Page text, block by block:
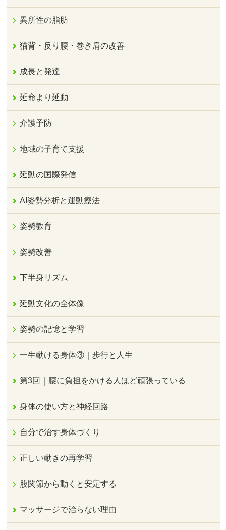
異所性の脂肪
猫背・反り腰・巻き肩の改善
成長と発達
延命より延動
介護予防
地域の子育て支援
延動の国際発信
AI姿勢分析と運動療法
姿勢教育
姿勢改善
下半身リズム
延動文化の全体像
姿勢の記憶と学習
一生動ける身体③｜歩行と人生
第3回｜腰に負担をかける人ほど頑張っている
身体の使い方と神経回路
自分で治す身体づくり
正しい動きの再学習
股関節から動くと安定する
マッサージで治らない理由